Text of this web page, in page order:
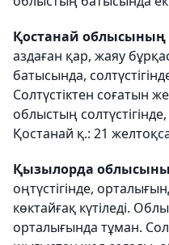
Қостанай облысының
аздаған қар, жаяу
батысында,
Солтүстіктен соғатын
облыстың
Қостанай қ.: 21
Қызылорда
оңтүстігінде,
көктайғақ күтіледі.
орталығында тұман.